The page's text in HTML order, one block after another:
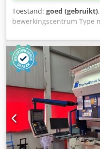
Toestand: goed (gebruikt)
bewerkingscentrum Type
monoblock Besturing:
2008 Beschikbaar vanaf:
Verplaatsingen X-as: 730
B-as: ° C-as: 0,001°
gecontroleerde assen: 5
Gereedschaphouder: SK
gereedschapsplaatsen:
Tafelgrootte: 1.000 x 600
Uitrusting Spaanafvoer
Papierbandfilter
Gereedschapmeting
Bedrijfsmodus: 4